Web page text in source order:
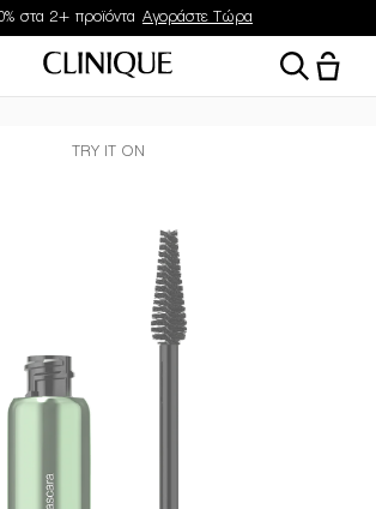
Δώρα με αγορές από 45 & 70€
TRY IT ON